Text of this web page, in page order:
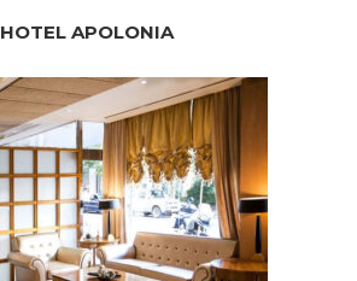
HOTEL APOLONIA